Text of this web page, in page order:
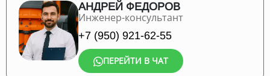
АНДРЕЙ ФЕДОРОВ
Инженер-консультант
+7 (950) 921-62-55
ПЕРЕЙТИ В ЧАТ